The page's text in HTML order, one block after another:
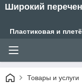
Широкий
Пластиковая и
Товары и услуги